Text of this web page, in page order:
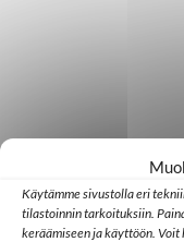
Käytämme sivustolla eri
tilastoinnin tarkoituksiin.
keräämiseen ja käyttöön. Voit